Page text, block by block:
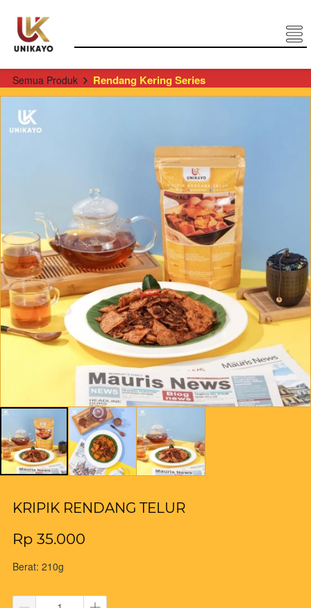
Semua Produk Rendang Kering Series
KRIPIK RENDANG TELUR
Rp 35.000
Berat: 210g